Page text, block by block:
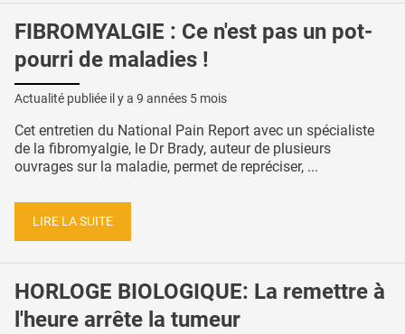
FIBROMYALGIE : Ce n'est pas un pot-
pourri de maladies !
Actualité publiée il y a 9 années 5 mois
Cet entretien du National Pain Report avec un spécialiste
de la fibromyalgie, le Dr Brady, auteur de plusieurs
ouvrages sur la maladie, permet de repréciser, ...
LIRE LA SUITE
HORLOGE BIOLOGIQUE: La remettre à
l'heure arrête la tumeur